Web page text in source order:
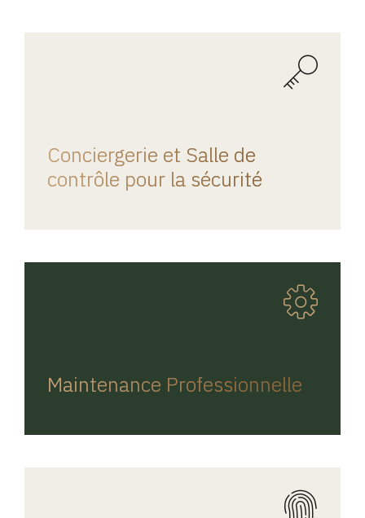
Conciergerie et Salle de
contrôle pour la sécurité
Maintenance Professionnelle